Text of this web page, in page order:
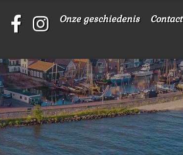
Onze geschiedenis Contact